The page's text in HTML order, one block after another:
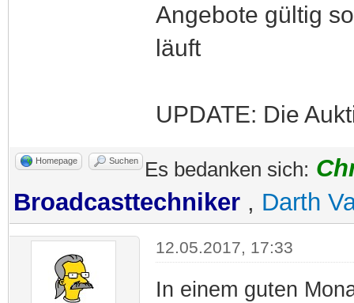
Angebote gültig
läuft
UPDATE: Die
Homepage Suchen Es bedanken sich:
Broadcasttechniker , Darth
12.05.2017, 17:33
In einem guten